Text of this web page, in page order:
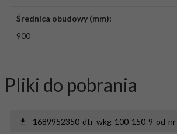
Średnica obudowy (mm):
900
Pliki do pobrania
1689952350-dtr-wkg-100-150-9-od-